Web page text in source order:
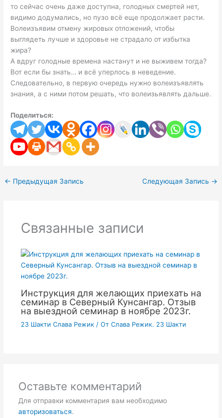
то сейчас очень даже доступна, голодных смертей нет,
видимо додумались, но пузо всё еще продолжает расти.
Волеизъявим отмену жировых отложений, чтобы
выглядеть лучше и здоровье не страдало от избытка
жира?
А вдруг голодные времена настанут и не выживем тогда?
Вот если бы знать… и всё уперлось в неведение.
Следовательно, в первую очередь нужно волеизъявлять
знания, а с ними потом решать, что волеизьявлять дальше.
Поделиться:
← Предыдущая Запись Следующая Запись →
Связанные записи
Инструкция для желающих приехать на
семинар в Северный Кунсангар. Отзыв
на выездной семинар в ноябре 2023г.
23 Шакти Слава Режик/ От Слава Режик. 23 Шакти
Оставьте комментарий
Для отправки комментария вам необходимо
авторизоваться.